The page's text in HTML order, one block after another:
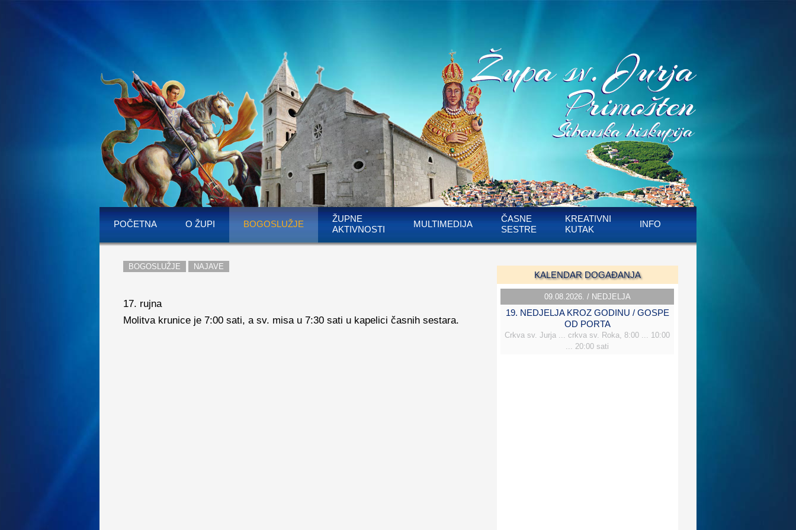
POČETNA O ŽUPI BOGOSLUŽJE
ŽUPNE
AKTIVNOSTI
MULTIMEDIJA
ČASNE
SESTRE
KREATIVNI
KUTAK
INFO
BOGOSLUŽJE NAJAVE
17. rujna
Molitva krunice je 7:00 sati, a sv. misa u 7:30 sati u kapelici časnih sestara.
KALENDAR DOGAĐANJA
09.08.2026. / NEDJELJA
19. NEDJELJA KROZ GODINU / GOSPE
OD PORTA
Crkva sv. Jurja ... crkva sv. Roka, 8:00 ... 10:00
... 20:00 sati